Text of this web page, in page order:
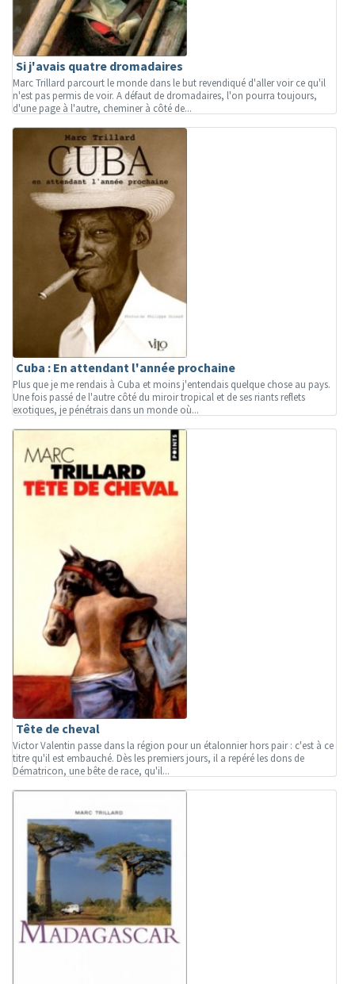
Si j'avais quatre dromadaires
Marc Trillard parcourt le monde dans le but revendiqué d'aller voir ce qu'il
n'est pas permis de voir. A défaut de dromadaires, l'on pourra toujours,
d'une page à l'autre, cheminer à côté de...
Cuba : En attendant l'année prochaine
Plus que je me rendais à Cuba et moins j'entendais quelque chose au pays.
Une fois passé de l'autre côté du miroir tropical et de ses riants reflets
exotiques, je pénétrais dans un monde où...
Tête de cheval
Victor Valentin passe dans la région pour un étalonnier hors pair : c'est à ce
titre qu'il est embauché. Dès les premiers jours, il a repéré les dons de
Dématricon, une bête de race, qu'il...